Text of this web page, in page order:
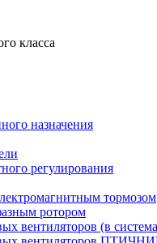
класса
назначения
регулирования
тормозом
ротором
вентиляторов (в